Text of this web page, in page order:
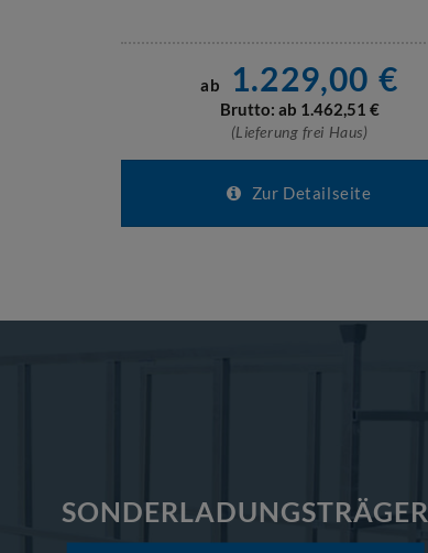
ab 1.229,00 €
Brutto: ab 1.462,51 €
(Lieferung frei Haus)
Zur Detailseite
SONDERLADUNGSTRÄGER